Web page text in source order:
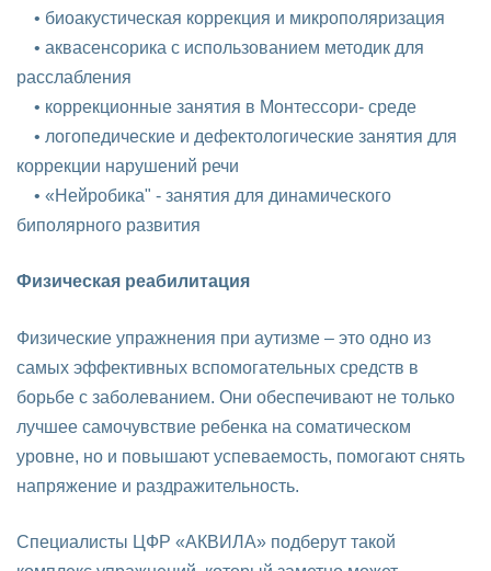
• биоакустическая коррекция и микрополяризация
• аквасенсорика с использованием методик для
расслабления
• коррекционные занятия в Монтессори- среде
• логопедические и дефектологические занятия для
коррекции нарушений речи
• «Нейробика" - занятия для динамического
биполярного развития
Физическая реабилитация
Физические упражнения при аутизме – это одно из
самых эффективных вспомогательных средств в
борьбе с заболеванием. Они обеспечивают не только
лучшее самочувствие ребенка на соматическом
уровне, но и повышают успеваемость, помогают снять
напряжение и раздражительность.
Специалисты ЦФР «АКВИЛА» подберут такой